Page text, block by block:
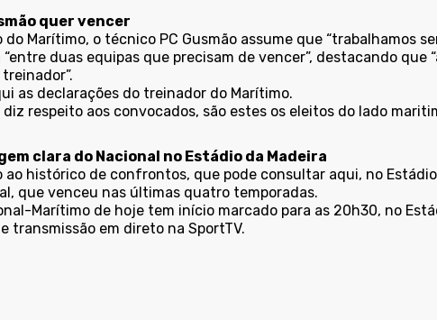
quer vencer
do Marítimo, o técnico PC Gusmão assume que “trabalhamos
duas equipas que precisam de vencer”, destacando que
treinador”.
as declarações do treinador do Marítimo.
diz respeito aos convocados, são estesos eleitos do lado
clara do Nacional no Estádio da Madeira
ao histórico de confrontos, que pode consultar aqui, no
que venceu nas últimas quatro temporadas.
Marítimo de hoje tem início marcado para as 20h30, no
transmissão em direto na SportTV.